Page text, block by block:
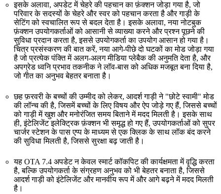
इसके अलावा, अपडेट में चेहरे की पहचान का फ़ंक्शन जोड़ा गया है, जो
परिवार के सदस्यों के चेहरे और स्वर को पहचान करता है और गाड़ी के
सेटिंग को स्वचालित रूप से बदल देता है। इसके अलावा, नया नोटबुक
फ़ंक्शन उपयोगकर्ताओं को आसानी से व्याख्या करने और प्रश्न पूछने की
सुविधा प्रदान करता है, इससे उपयोगकर्ता का उपयोग आसान हो गया है।
चित्र प्रसंस्करण की बात करें, नया आगे-पीछे दो घटकों का मोड जोड़ा गया
है जो प्रत्येक पंक्ति में अलग-अलग मीडिया प्लेबैक की अनुमति देता है, और
अपग्रेड ध्वनि प्रभाव तकनीक ने लॉव-बास को अधिक मजबूत बना दिया है,
जो गीत का अनुभव बेहतर बनाता है।
छह फ़रवरी के बच्चों की उम्मीद को लेकर, आदर्श गाड़ी ने "छोटे स्वामी" मोड
की लॉन्च की है, जिसमें बच्चों के लिए विषय और ऐप जोड़े गए हैं, जिससे बच्चों
को गाड़ी में खुश और मनोरंजित समय बिताने में मदद मिलती है। इसके साथ
ही, इंटेलिजेंट इलेक्ट्रिक फ़ंक्शन भी समृद्ध हो गए हैं, उपयोगकर्ताओं को सुपर
चार्जर स्टेशन के पास एप्प के माध्यम से एक क्लिक के साथ लॉक बंद करने
की सुविधा मिलती है, जिससे सुरक्षा बढ़ जाती है।
यह OTA 7.4 अपडेट न केवल स्मार्ट कॉकपिट की कार्यक्षमता में वृद्धि करता
है, बल्कि उपयोगकर्ता के संग्रहण अनुभव को भी बेहतर बनाता है, जिससे
आदर्श गाड़ी को इंटेलिजेंट और मानवीय रूप में और आगे बढ़ने में मदद मिलती
है।